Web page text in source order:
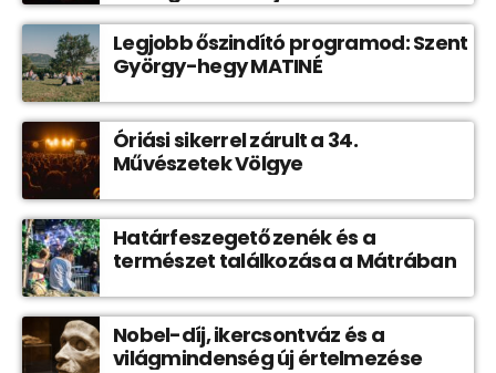
Legjobb őszindító programod: Szent
György-hegy MATINÉ
Óriási sikerrel zárult a 34.
Művészetek Völgye
Határfeszegető zenék és a
természet találkozása a Mátrában
Nobel-díj, ikercsontváz és a
világmindenség új értelmezése